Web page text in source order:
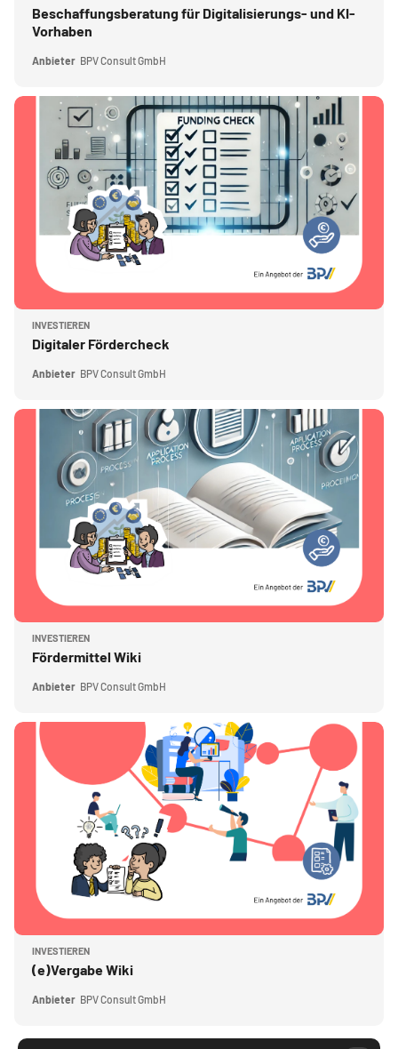
Kursname
Beschaffungsberatung für Digitalisierungs- und KI-
Vorhaben
Anbieter BPV Consult GmbH
Kursbild" Digitaler Fördercheck​
Kursbild
INVESTIEREN
Kursname
Digitaler Fördercheck​
Anbieter BPV Consult GmbH
Kursbild" Fördermittel Wiki
Kursbild
INVESTIEREN
Kursname
Fördermittel Wiki
Anbieter BPV Consult GmbH
Kursbild" (e)Vergabe Wiki
Kursbild
INVESTIEREN
Kursname
(e)Vergabe Wiki
Anbieter BPV Consult GmbH